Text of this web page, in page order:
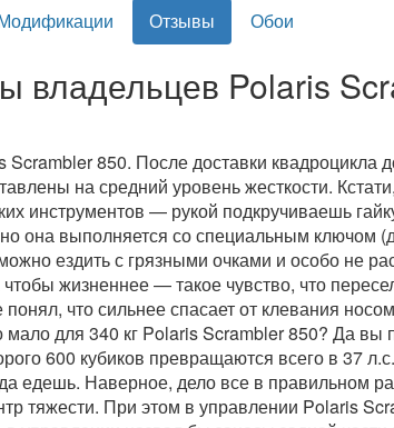
Отзывы Обои
владельцев Polaris
850. После доставки квадроцикла
на средний уровень жесткости.
инструментов — рукой подкручиваешь
она выполняется со специальным ключом
ездить с грязными очками и особо не
жизненнее — такое чувство, что
что сильнее спасает от клевания
для 340 кг Polaris Scrambler 850? Да вы
600 кубиков превращаются всего в 37
едешь. Наверное, дело все в правильном
тяжести. При этом в управлении Polaris